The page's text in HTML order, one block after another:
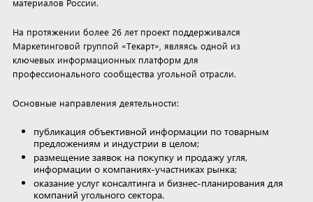
материалов России.
На протяжении более 26 лет проект поддерживался
Маркетинговой группой «Текарт», являясь одной из
ключевых информационных платформ для
профессионального сообщества угольной отрасли.
Основные направления деятельности:
публикация объективной информации по товарным
предложениям и индустрии в целом;
размещение заявок на покупку и продажу угля,
информации о компаниях-участниках рынка;
оказание услуг консалтинга и бизнес-планирования для
компаний угольного сектора.